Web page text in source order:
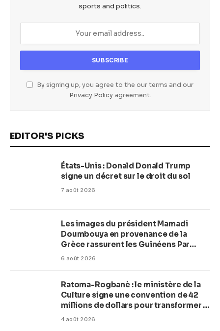
sports and politics.
By signing up, you agree to the our terms and our
Privacy Policyagreement.
EDITOR'S PICKS
États-Unis : Donald Donald Trump
signe un décret sur le droit du sol
7 août 2026
Les images du président Mamadi
Doumbouya en provenance de la
Grèce rassurent les Guinéens Par
(Macka Baldé)
6 août 2026
Ratoma-Rogbanè : le ministère de la
Culture signe une convention de 42
millions de dollars pour transformer la
plage en complexe balnéaire
4 août 2026